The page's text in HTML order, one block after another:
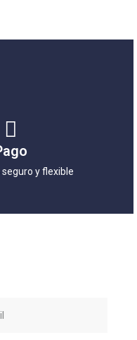
seguro y flexible